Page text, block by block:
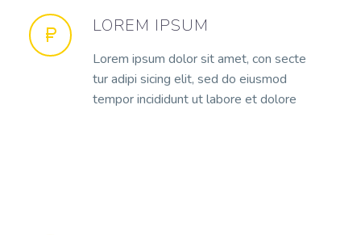
LOREM IPSUM
Lorem ipsum dolor sit amet, con secte
tur adipi sicing elit, sed do eiusmod
tempor incididunt ut labore et dolore